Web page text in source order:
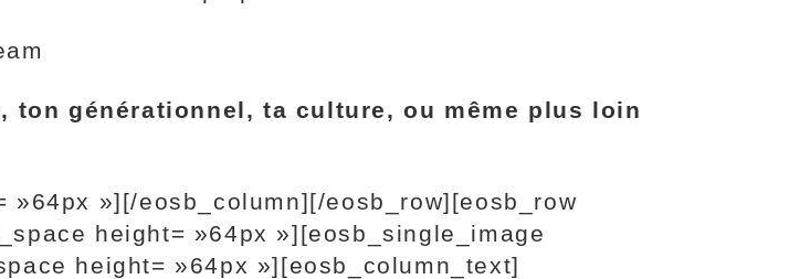
ton générationnel, ta culture, ou même plus loin
»][/eosb_column][/eosb_row][eosb_row
height= »64px »][eosb_single_image
height= »64px »][eosb_column_text]